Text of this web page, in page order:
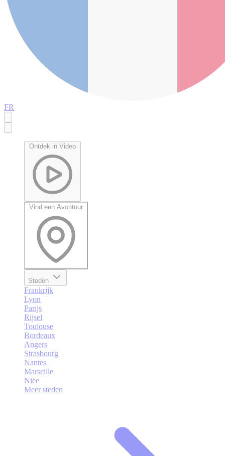
FR
Ontdek in Video
Vind een Avontuur
Steden
Frankrijk
Lyon
Parijs
Rijsel
Toulouse
Bordeaux
Angers
Strasbourg
Nantes
Marseille
Nice
Meer steden